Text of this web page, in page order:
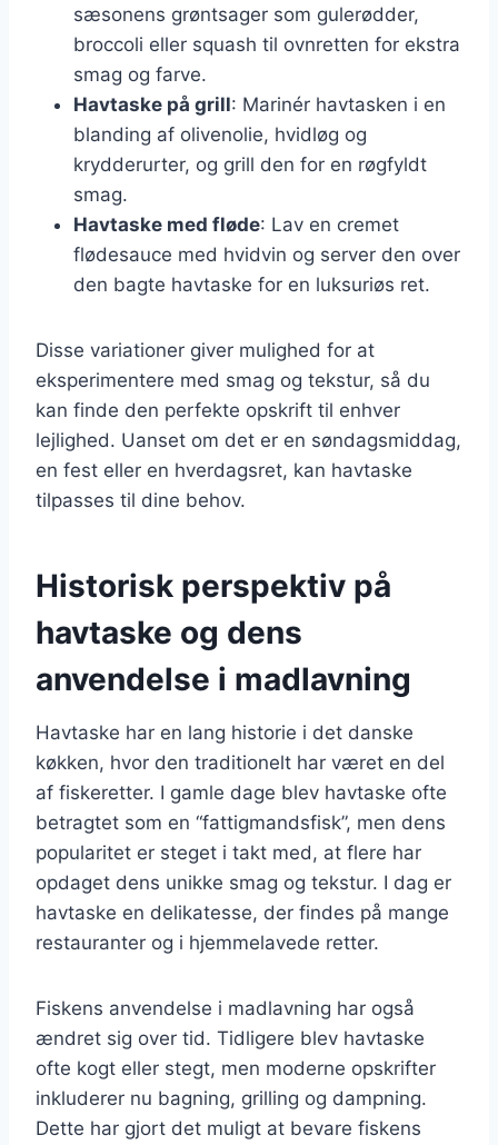
sæsonens grøntsager som gulerødder,
broccoli eller squash til ovnretten for ekstra
smag og farve.
Havtaske på grill: Marinér havtasken i en
blanding af olivenolie, hvidløg og
krydderurter, og grill den for en røgfyldt
smag.
Havtaske med fløde: Lav en cremet
flødesauce med hvidvin og server den over
den bagte havtaske for en luksuriøs ret.
Disse variationer giver mulighed for at
eksperimentere med smag og tekstur, så du
kan finde den perfekte opskrift til enhver
lejlighed. Uanset om det er en søndagsmiddag,
en fest eller en hverdagsret, kan havtaske
tilpasses til dine behov.
Historisk perspektiv på
havtaske og dens
anvendelse i madlavning
Havtaske har en lang historie i det danske
køkken, hvor den traditionelt har været en del
af fiskeretter. I gamle dage blev havtaske ofte
betragtet som en “fattigmandsfisk”, men dens
popularitet er steget i takt med, at flere har
opdaget dens unikke smag og tekstur. I dag er
havtaske en delikatesse, der findes på mange
restauranter og i hjemmelavede retter.
Fiskens anvendelse i madlavning har også
ændret sig over tid. Tidligere blev havtaske
ofte kogt eller stegt, men moderne opskrifter
inkluderer nu bagning, grilling og dampning.
Dette har gjort det muligt at bevare fiskens